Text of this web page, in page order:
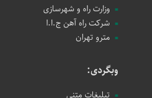
وزارت راه و شهرسازی
شرکت راه آهن ج.ا.ا
مترو تهران
وبگردی:
تبلیغات متنی